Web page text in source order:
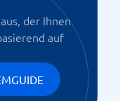
der Ihnen
auf